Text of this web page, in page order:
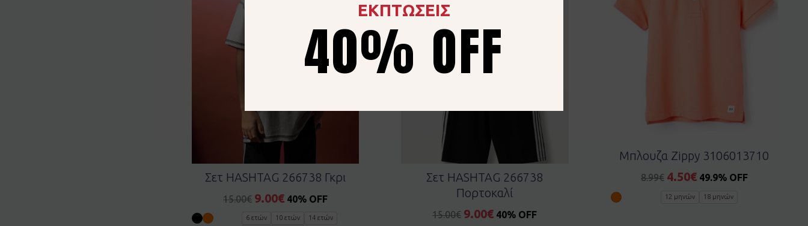
Σετ HASHTAG 266738 Γκρι
15.00€ 9.00€ 40% OFF
6 ετών 10 ετών 14 ετών
Σετ HASHTAG 266738
Πορτοκαλί
15.00€ 9.00€ 40% OFF
Μπλουζα Zippy 3106013710
8.99€ 4.50€ 49.9% OFF
12 μηνών 18 μηνών
ΕΚΠΤΩΣΕΙΣ
40% OFF